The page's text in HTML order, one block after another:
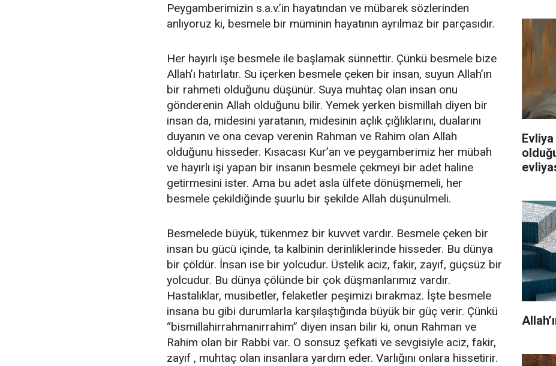
Peygamberimizin s.a.v.’in hayatından ve mübarek sözlerinden
anlıyoruz ki, besmele bir müminin hayatının ayrılmaz bir parçasıdır.
Her hayırlı işe besmele ile başlamak sünnettir. Çünkü besmele bize
Allah’ı hatırlatır. Su içerken besmele çeken bir insan, suyun Allah’ın
bir rahmeti olduğunu düşünür. Suya muhtaç olan insan onu
gönderenin Allah olduğunu bilir. Yemek yerken bismillah diyen bir
insan da, midesini yaratanın, midesinin açlık çığlıklarını, dualarını
duyanın ve ona cevap verenin Rahman ve Rahim olan Allah
olduğunu hisseder. Kısacası Kur’an ve peygamberimiz her mübah
ve hayırlı işi yapan bir insanın besmele çekmeyi bir adet haline
getirmesini ister. Ama bu adet asla ülfete dönüşmemeli, her
besmele çekildiğinde şuurlu bir şekilde Allah düşünülmeli.
Besmelede büyük, tükenmez bir kuvvet vardır. Besmele çeken bir
insan bu gücü içinde, ta kalbinin derinliklerinde hisseder. Bu dünya
bir çöldür. İnsan ise bir yolcudur. Üstelik aciz, fakir, zayıf, güçsüz bir
yolcudur. Bu dünya çölünde bir çok düşmanlarımız vardır.
Hastalıklar, musibetler, felaketler peşimizi bırakmaz. İşte besmele
insana bu gibi durumlarla karşılaştığında büyük bir güç verir. Çünkü
“bismillahirrahmanirrahim” diyen insan bilir ki, onun Rahman ve
Rahim olan bir Rabbi var. O sonsuz şefkati ve sevgisiyle aciz, fakir,
zayıf , muhtaç olan insanlara yardım eder. Varlığını onlara hissetirir.